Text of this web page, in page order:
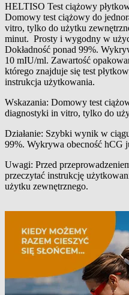
Opis produktu
HELTISO Test ciążowy
Domowy test ciążowy do
vitro, tylko do użytku
minut. Prosty i wygodny w
Dokładność ponad 99%.
10 mIU/ml. Zawartość
którego znajduje się test
instrukcja użytkowania.
Wskazania: Domowy test
diagnostyki in vitro, tylko do
Działanie: Szybki wynik w
99%. Wykrywa obecność hCG
Uwagi: Przed
przeczytać instrukcję
użytku zewnętrznego.